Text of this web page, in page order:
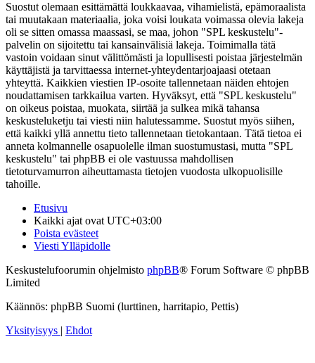
Suostut olemaan esittämättä loukkaavaa, vihamielistä, epämoraalista
tai muutakaan materiaalia, joka voisi loukata voimassa olevia lakeja
oli se sitten omassa maassasi, se maa, johon "SPL keskustelu"-
palvelin on sijoitettu tai kansainvälisiä lakeja. Toimimalla tätä
vastoin voidaan sinut välittömästi ja lopullisesti poistaa järjestelmän
käyttäjistä ja tarvittaessa internet-yhteydentarjoajaasi otetaan
yhteyttä. Kaikkien viestien IP-osoite tallennetaan näiden ehtojen
noudattamisen tarkkailua varten. Hyväksyt, että "SPL keskustelu"
on oikeus poistaa, muokata, siirtää ja sulkea mikä tahansa
keskusteluketju tai viesti niin halutessamme. Suostut myös siihen,
että kaikki yllä annettu tieto tallennetaan tietokantaan. Tätä tietoa ei
anneta kolmannelle osapuolelle ilman suostumustasi, mutta "SPL
keskustelu" tai phpBB ei ole vastuussa mahdollisen
tietoturvamurron aiheuttamasta tietojen vuodosta ulkopuolisille
tahoille.
Etusivu
Kaikki ajat ovat UTC+03:00
Poista evästeet
Viesti Ylläpidolle
Keskustelufoorumin ohjelmisto phpBB® Forum Software © phpBB
Limited
Käännös: phpBB Suomi (lurttinen, harritapio, Pettis)
Yksityisyys | Ehdot